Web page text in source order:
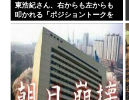
東浩紀さん、右からも左からも
叩かれる「ポジショントークを
しないからこそ信頼できる」と
擁護されるwww